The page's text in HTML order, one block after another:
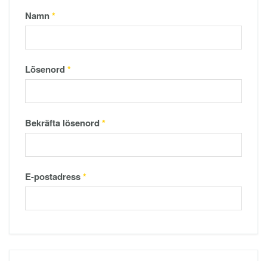
Namn*
Lösenord*
Bekräfta lösenord*
E-postadress*